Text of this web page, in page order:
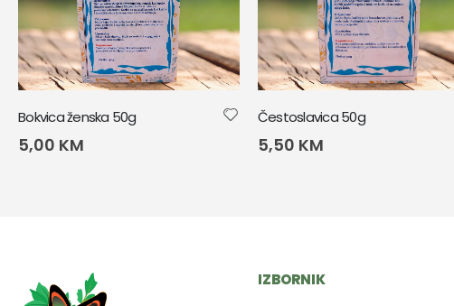
Bokvica ženska 50g
5,00 KM
Čestoslavica 50g
5,50 KM
IZBORNIK